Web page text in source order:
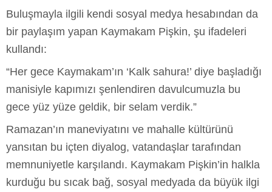
Buluşmayla ilgili kendi sosyal medya hesabından da
bir paylaşım yapan Kaymakam Pişkin, şu ifadeleri
kullandı:
“Her gece Kaymakam’ın ‘Kalk sahura!’ diye başladığı
manisiyle kapımızı şenlendiren davulcumuzla bu
gece yüz yüze geldik, bir selam verdik.”
Ramazan’ın maneviyatını ve mahalle kültürünü
yansıtan bu içten diyalog, vatandaşlar tarafından
memnuniyetle karşılandı. Kaymakam Pişkin’in halkla
kurduğu bu sıcak bağ, sosyal medyada da büyük ilgi